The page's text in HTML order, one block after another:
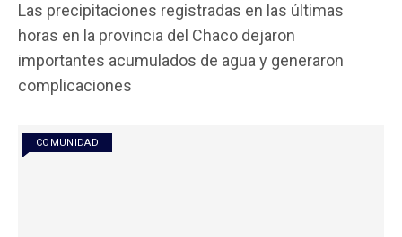
ce
b
o
k
tt
er
at
s
A
ail m
p
Las precipitaciones registradas en las últimas
horas en la provincia del Chaco dejaron
importantes acumulados de agua y generaron
complicaciones
COMUNIDAD